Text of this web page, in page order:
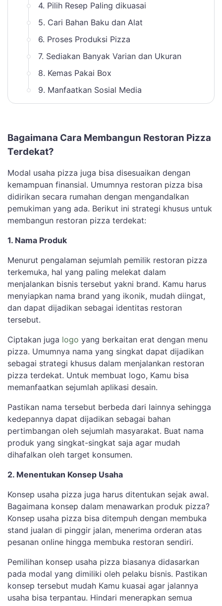
4. Pilih Resep Paling dikuasai
5. Cari Bahan Baku dan Alat
6. Proses Produksi Pizza
7. Sediakan Banyak Varian dan Ukuran
8. Kemas Pakai Box
9. Manfaatkan Sosial Media
Bagaimana Cara Membangun Restoran Pizza
Terdekat?
Modal usaha pizza juga bisa disesuaikan dengan
kemampuan finansial. Umumnya restoran pizza bisa
didirikan secara rumahan dengan mengandalkan
pemukiman yang ada. Berikut ini strategi khusus untuk
membangun restoran pizza terdekat:
1. Nama Produk
Menurut pengalaman sejumlah pemilik restoran pizza
terkemuka, hal yang paling melekat dalam
menjalankan bisnis tersebut yakni brand. Kamu harus
menyiapkan nama brand yang ikonik, mudah diingat,
dan dapat dijadikan sebagai identitas restoran
tersebut.
Ciptakan juga logo yang berkaitan erat dengan menu
pizza. Umumnya nama yang singkat dapat dijadikan
sebagai strategi khusus dalam menjalankan restoran
pizza terdekat. Untuk membuat logo, Kamu bisa
memanfaatkan sejumlah aplikasi desain.
Pastikan nama tersebut berbeda dari lainnya sehingga
kedepannya dapat dijadikan sebagai bahan
pertimbangan oleh sejumlah masyarakat. Buat nama
produk yang singkat-singkat saja agar mudah
dihafalkan oleh target konsumen.
2. Menentukan Konsep Usaha
Konsep usaha pizza juga harus ditentukan sejak awal.
Bagaimana konsep dalam menawarkan produk pizza?
Konsep usaha pizza bisa ditempuh dengan membuka
stand jualan di pinggir jalan, menerima orderan atas
pesanan online hingga membuka restoran sendiri.
Pemilihan konsep usaha pizza biasanya didasarkan
pada modal yang dimiliki oleh pelaku bisnis. Pastikan
konsep tersebut mudah Kamu kuasai agar jalannya
usaha bisa terpantau. Hindari menerapkan semua